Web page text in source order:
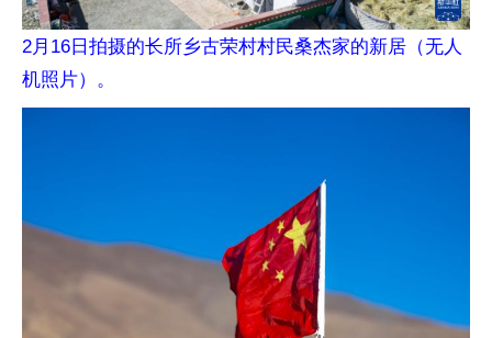
2月16日拍摄的长所乡古荣村村民桑杰家的新居（无人
机照片）。